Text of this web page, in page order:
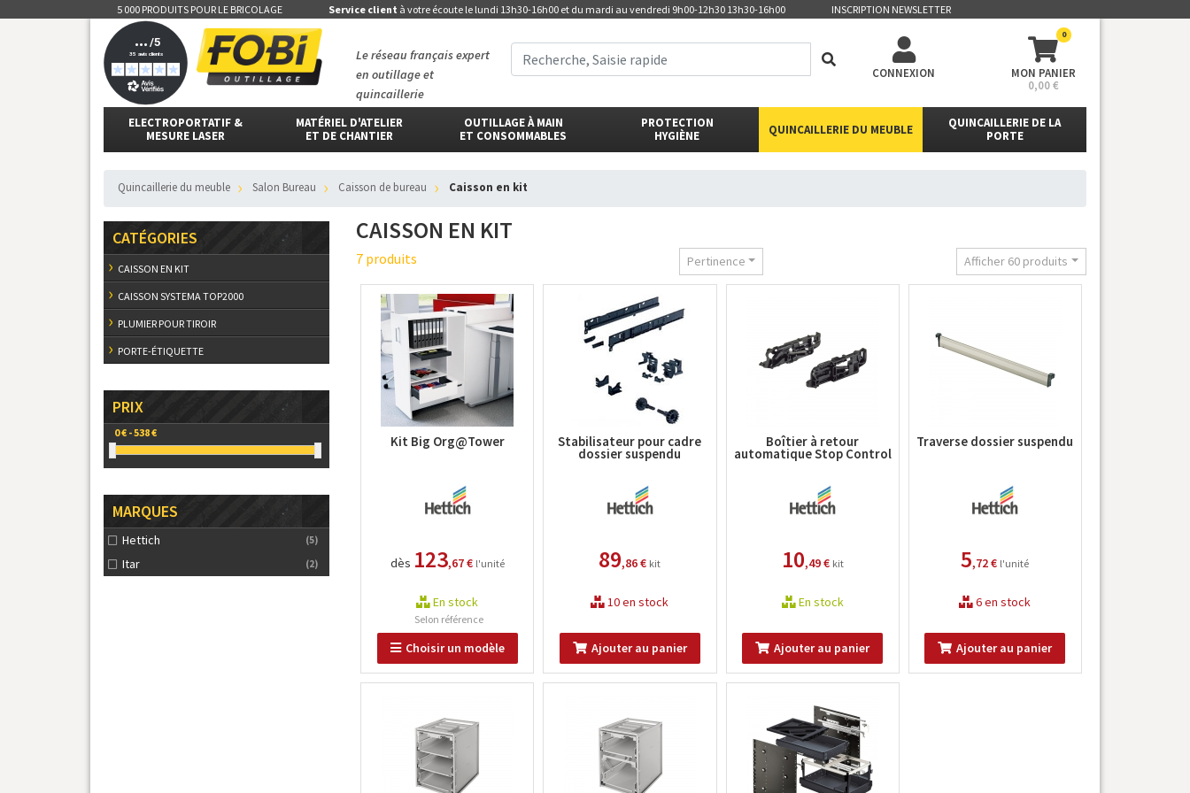
5 000 PRODUITS POUR LE BRICOLAGE Service client à votre écoute le lundi 13h30-16h00 et du mardi au vendredi 9h00-12h30 13h30-16h00 INSCRIPTION NEWSLETTER
Le réseau français expert
en outillage et
quincaillerie
CONNEXION
0
MON PANIER
0,00 €
ELECTROPORTATIF &
MESURE LASER
MATÉRIEL D'ATELIER
ET DE CHANTIER
OUTILLAGE À MAIN
ET CONSOMMABLES
PROTECTION
HYGIÈNE
QUINCAILLERIE DU MEUBLE
QUINCAILLERIE DE LA
PORTE
Quincaillerie du meuble Salon Bureau Caisson de bureau Caisson en kit
CATÉGORIES
CAISSON EN KIT
CAISSON SYSTEMA TOP2000
PLUMIER POUR TIROIR
PORTE-ÉTIQUETTE
PRIX
MARQUES
Hettich (5)
Itar (2)
CAISSON EN KIT
7 produits Pertinence Afficher 60 produits
Kit Big Org@Tower
dès 123,67 € l'unité
En stock
Selon référence
Choisir un modèle
Stabilisateur pour cadre
dossier suspendu
89,86 € kit
10 en stock
Ajouter au panier
Boîtier à retour
automatique Stop Control
10,49 € kit
En stock
Ajouter au panier
Traverse dossier suspendu
5,72 € l'unité
6 en stock
Ajouter au panier